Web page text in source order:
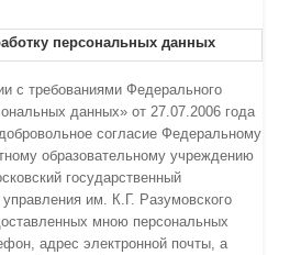
персональных данных
с требованиями Федерального
данных» от 27.07.2006 года
согласие Федеральному
образовательному учреждению
государственный
управления им. К.Г. Разумовского
мною персональных
адрес электронной почты, а